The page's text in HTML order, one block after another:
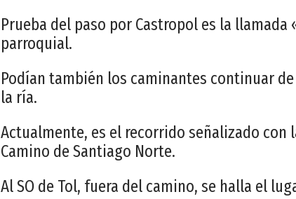
Prueba del paso por Castropol es la
parroquial.
Podían también los caminantes continuar
la ría.
Actualmente, es el recorrido señalizado
Camino de Santiago Norte.
Al SO de Tol, fuera del camino, se halla el